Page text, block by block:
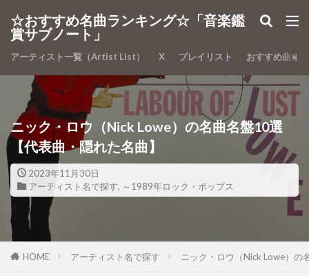
☆おすすめ名曲ランキング☆「音楽鑑
賞サブノート」
アーティスト一覧（Artist List） X プレイリスト おすすめ曲
ニック・ロウ（Nick Lowe）の名曲名盤10選
【代表曲・隠れた名曲】
2023年11月30日
アーティスト名で探す, ～1989年ロック・ポップス
HOME アーティスト名で探す ニック・ロウ（Nick Lowe）の
検索